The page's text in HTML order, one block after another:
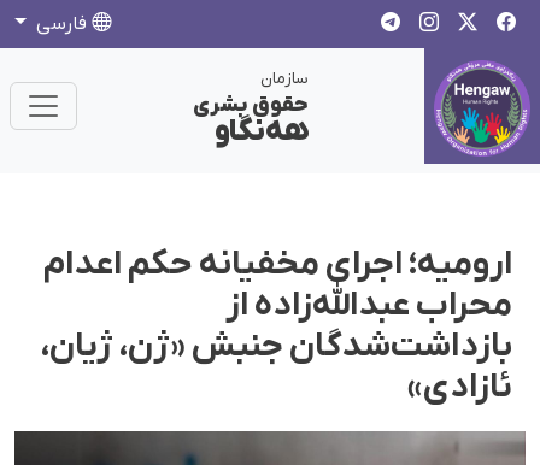
فارسی
سازمان
حقوق بشری
هەنگاو
ارومیه؛ اجرای مخفیانه حکم اعدام
محراب عبدالله‌زاده از
بازداشت‌شدگان جنبش «ژن، ژیان،
ئازادی»